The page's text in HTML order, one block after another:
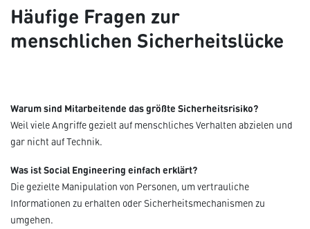
Häufige Fragen zur
menschlichen Sicherheitslücke
Warum sind Mitarbeitende das größte Sicherheitsrisiko?
Weil viele Angriffe gezielt auf menschliches Verhalten abzielen und
gar nicht auf Technik.
Was ist Social Engineering einfach erklärt?
Die gezielte Manipulation von Personen, um vertrauliche
Informationen zu erhalten oder Sicherheitsmechanismen zu
umgehen.